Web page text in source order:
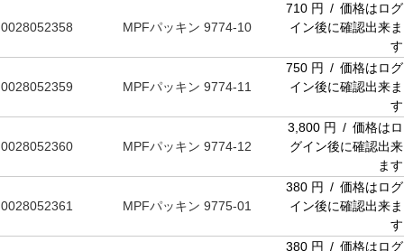
0028052358 MPFパッキン 9774-10
710 円 / 価格はログ
イン後に確認出来ま
す
0028052359 MPFパッキン 9774-11
750 円 / 価格はログ
イン後に確認出来ま
す
0028052360 MPFパッキン 9774-12
3,800 円 / 価格はロ
グイン後に確認出来
ます
0028052361 MPFパッキン 9775-01
380 円 / 価格はログ
イン後に確認出来ま
す
380 円 / 価格はログ